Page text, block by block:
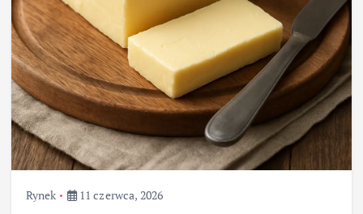
Rynek 11 czerwca, 2026